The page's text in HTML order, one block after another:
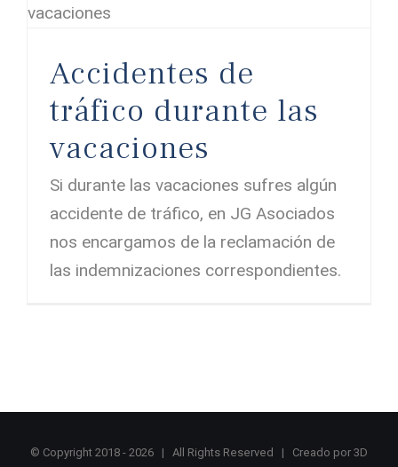
Accidentes de
tráfico durante las
vacaciones
Si durante las vacaciones sufres algún
accidente de tráfico, en JG Asociados
nos encargamos de la reclamación de
las indemnizaciones correspondientes.
© Copyright 2018 - 2026 | All Rights Reserved | Creado por 3D